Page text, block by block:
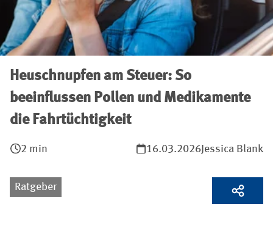
Heuschnupfen am Steuer: So
beeinflussen Pollen und Medikamente
die Fahrtüchtigkeit
2 min 16.03.2026 Jessica Blank
Ratgeber